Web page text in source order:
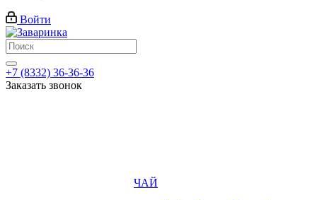
Войти
+7 (8332) 36-36-36
Заказать звонок
ЧАЙ